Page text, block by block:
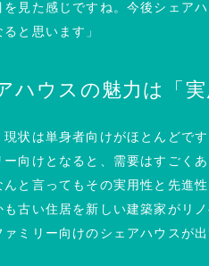
を見た感じですね。今後シェア
と思います」
ハウスの魅力は「実
現状は単身者向けがほとんどで
ー向けとなると、需要はすごく
んと言ってもその実用性と先進
も古い住居を新しい建築家がリ
ァミリー向けのシェアハウスが